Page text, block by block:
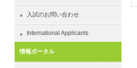
入試のお問い合わせ
International Applicants
情報ポータル